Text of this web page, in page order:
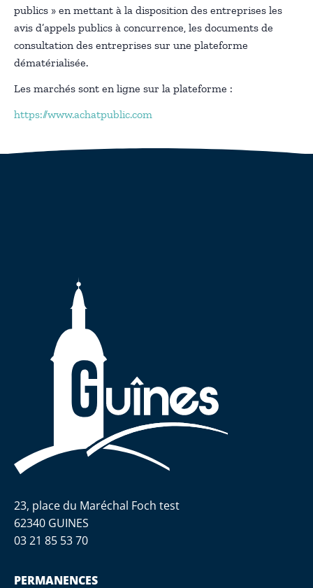
publics » en mettant à la disposition des entreprises les
avis d’appels publics à concurrence, les documents de
consultation des entreprises sur une plateforme
dématérialisée.
Les marchés sont en ligne sur la plateforme :
https://www.achatpublic.com
23, place du Maréchal Foch test
62340 GUINES
03 21 85 53 70
PERMANENCES